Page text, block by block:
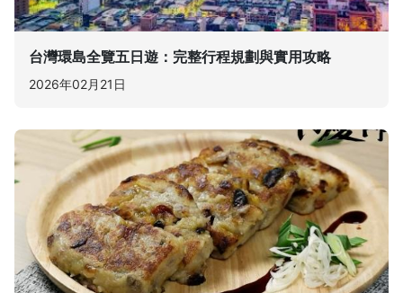
台灣環島全覽五日遊：完整行程規劃與實用攻略
2026年02月21日